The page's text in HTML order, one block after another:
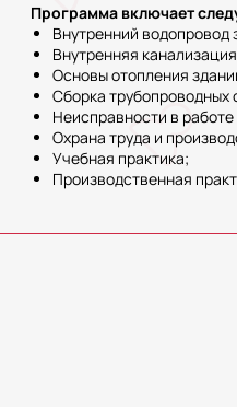
Программа включает
Внутренний водопровод
Внутренняя
Основы отопления
Сборка трубопроводных
Неисправности в
Охрана труда и
Учебная практика;
Производственная